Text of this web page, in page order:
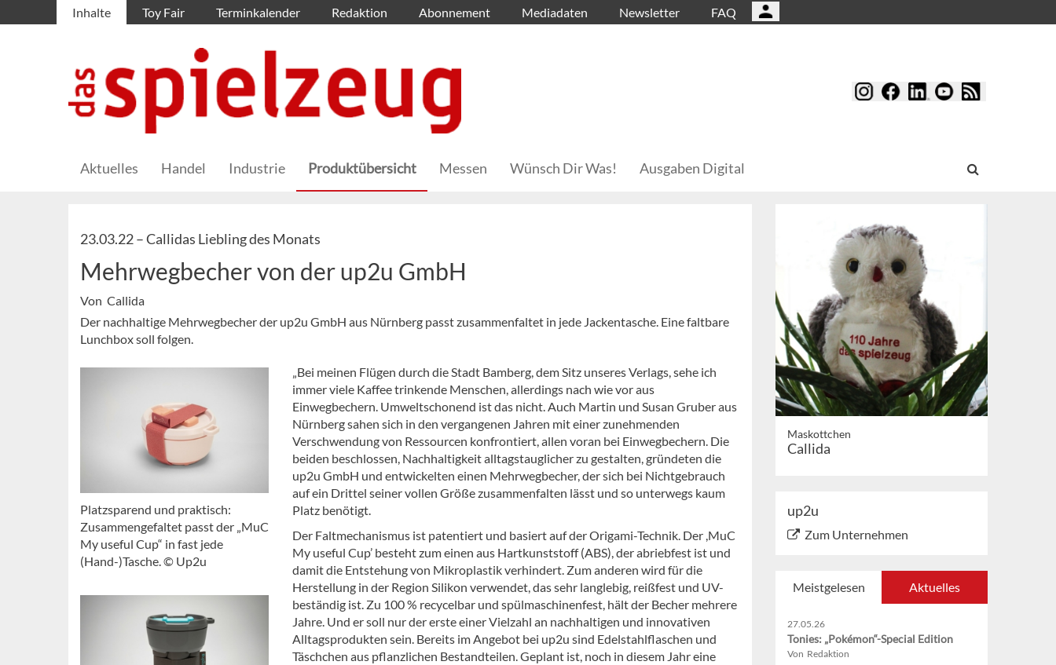
Inhalte Toy Fair Terminkalender Redaktion Abonnement Mediadaten Newsletter FAQ
Aktuelles Handel Industrie Produktübersicht Messen Wünsch Dir Was! Ausgaben Digital
23.03.22 –Callidas Liebling des Monats
Mehrwegbecher von der up2u GmbH
Von Callida
Der nachhaltige Mehrwegbecher der up2u GmbH aus Nürnberg passt zusammenfaltet in jede Jackentasche. Eine faltbare
Lunchbox soll folgen.
Platzsparend und praktisch:
Zusammengefaltet passt der „MuC
My useful Cup“ in fast jede
(Hand-)Tasche. © Up2u
„Bei meinen Flügen durch die Stadt Bamberg, dem Sitz unseres Verlags, sehe ich
immer viele Kaffee trinkende Menschen, allerdings nach wie vor aus
Einwegbechern. Umweltschonend ist das nicht. Auch Martin und Susan Gruber aus
Nürnberg sahen sich in den vergangenen Jahren mit einer zunehmenden
Verschwendung von Ressourcen konfrontiert, allen voran bei Einwegbechern. Die
beiden beschlossen, Nachhaltigkeit alltagstauglicher zu gestalten, gründeten die
up2u GmbH und entwickelten einen Mehrwegbecher, der sich bei Nichtgebrauch
auf ein Drittel seiner vollen Größe zusammenfalten lässt und so unterwegs kaum
Platz benötigt.
Der Faltmechanismus ist patentiert und basiert auf der Origami-Technik. Der ,MuC
My useful Cup’ besteht zum einen aus Hartkunststoff (ABS), der abriebfest ist und
damit die Entstehung von Mikroplastik verhindert. Zum anderen wird für die
Herstellung in der Region Silikon verwendet, das sehr langlebig, reißfest und UV-
beständig ist. Zu 100 % recycelbar und spülmaschinenfest, hält der Becher mehrere
Jahre. Und er soll nur der erste einer Vielzahl an nachhaltigen und innovativen
Alltagsprodukten sein. Bereits im Angebot bei up2u sind Edelstahlflaschen und
Täschchen aus pflanzlichen Bestandteilen. Geplant ist, noch in diesem Jahr eine
Maskottchen
Callida
up2u
Zum Unternehmen
Meistgelesen Aktuelles
27.05.26
Tonies: „Pokémon“-Special Edition
Von Redaktion